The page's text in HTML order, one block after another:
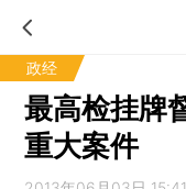
政经
最高检挂牌
重大案件